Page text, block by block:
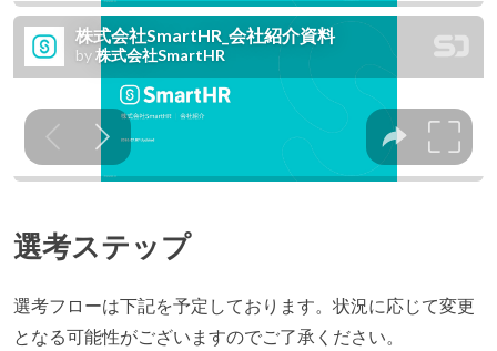
選考ステップ
選考フローは下記を予定しております。状況に応じて変更
となる可能性がございますのでご了承ください。